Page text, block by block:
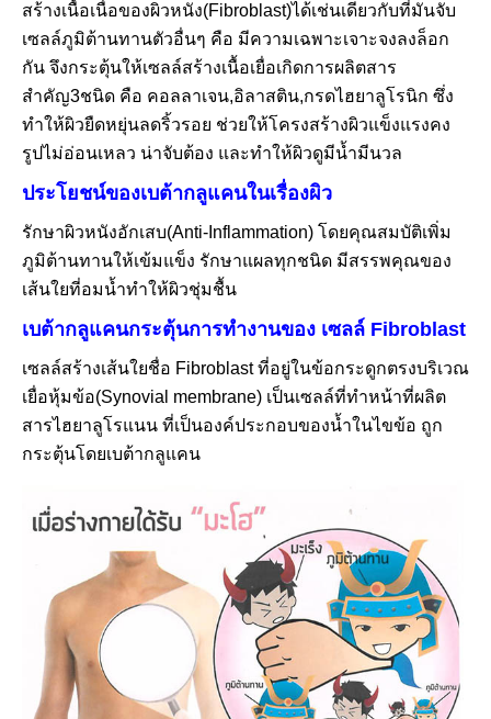
สร้างเนื้อเนื่อของผิวหนัง(Fibroblast)ได้เช่นเดียวกับที่มันจับ
เซลล์ภูมิต้านทานตัวอื่นๆ คือ มีความเฉพาะเจาะจงลงล็อก
กัน จึงกระตุ้นให้เซลล์สร้างเนื้อเยื่อเกิดการผลิตสาร
สำคัญ3ชนิด คือ คอลลาเจน,อิลาสติน,กรดไฮยาลูโรนิก ซึ่ง
ทำให้ผิวยืดหยุ่นลดริ้วรอย ช่วยให้โครงสร้างผิวแข็งแรงคง
รูปไม่อ่อนเหลว น่าจับต้อง และทำให้ผิวดูมีน้ำมีนวล
ประโยชน์ของเบต้ากลูแคนในเรื่องผิว
รักษาผิวหนังอักเสบ(Anti-Inflammation) โดยคุณสมบัติเพิ่ม
ภูมิต้านทานให้เข้มแข็ง รักษาแผลทุกชนิด มีสรรพคุณของ
เส้นใยที่อมน้ำทำให้ผิวชุ่มชื้น
เบต้ากลูแคนกระตุ้นการทำงานของ เซลล์ Fibroblast
เซลล์สร้างเส้นใยชื่อ Fibroblast ที่อยู่ในข้อกระดูกตรงบริเวณ
เยื่อหุ้มข้อ(Synovial membrane) เป็นเซลล์ที่ทำหน้าที่ผลิต
สารไฮยาลูโรแนน ที่เป็นองค์ประกอบของน้ำในไขข้อ ถูก
กระตุ้นโดยเบต้ากลูแคน